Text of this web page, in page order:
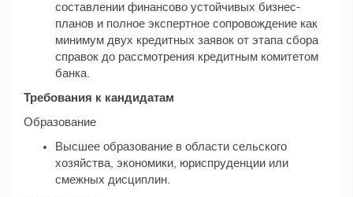
составлении финансово устойчивых бизнес-
планов и полное экспертное сопровождение как
минимум двух кредитных заявок от этапа сбора
справок до рассмотрения кредитным комитетом
банка.
Требования к кандидатам
Образование
Высшее образование в области сельского
хозяйства, экономики, юриспруденции или
смежных дисциплин.